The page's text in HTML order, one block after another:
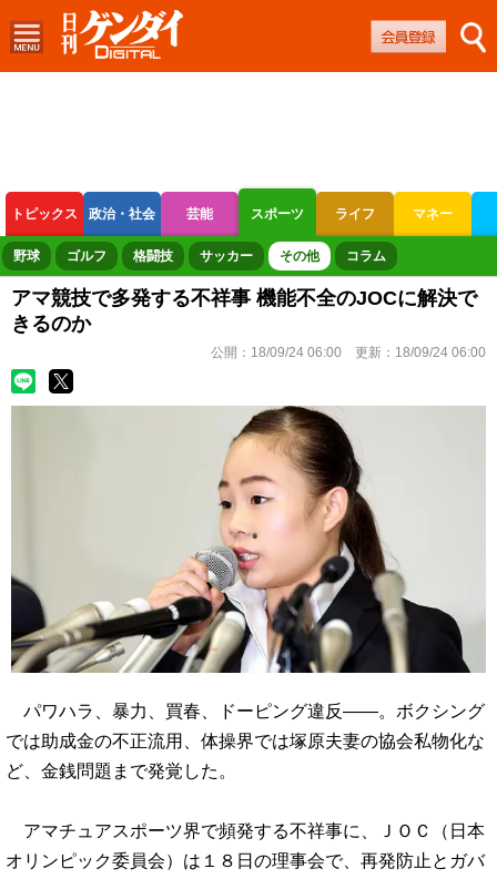
トピックス 政治・社会 芸能 スポーツ ライフ マネー
ボートレース 競輪 オートレース
野球 ゴルフ 格闘技 サッカー その他 コラム
アマ競技で多発する不祥事 機能不全のJOCに解決で
きるのか
公開： 18/09/24 06:00 更新： 18/09/24 06:00
パワハラ、暴力、買春、ドーピング違反――。ボクシング
では助成金の不正流用、体操界では塚原夫妻の協会私物化な
ど、金銭問題まで発覚した。
アマチュアスポーツ界で頻発する不祥事に、ＪＯＣ（日本
オリンピック委員会）は１８日の理事会で、再発防止とガバ